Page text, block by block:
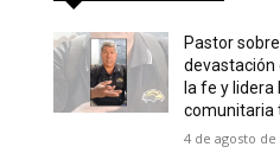
Pastor
devastación
la fe y lidera
comunitaria
4 de agosto de